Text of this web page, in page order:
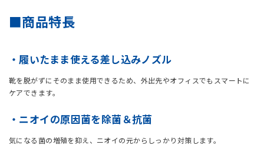
■商品特長
・履いたまま使える差し込みノズル
靴を脱がずにそのまま使用できるため、外出先やオフィスでもスマートに
ケアできます。
・ニオイの原因菌を除菌＆抗菌
気になる菌の増殖を抑え、ニオイの元からしっかり対策します。